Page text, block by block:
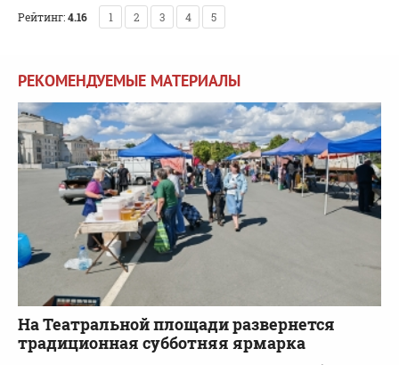
Рейтинг:4.16 1 2 3 4 5
РЕКОМЕНДУЕМЫЕ МАТЕРИАЛЫ
На Театральной площади развернется
традиционная субботняя ярмарка